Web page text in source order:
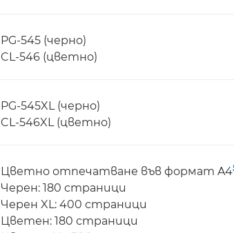
PG-545 (черно)
CL-546 (цветно)
PG-545XL (черно)
CL-546XL (цветно)
Цветно отпечатване във формат A4
Черен: 180 страници
Черен XL: 400 страници
Цветен: 180 страници